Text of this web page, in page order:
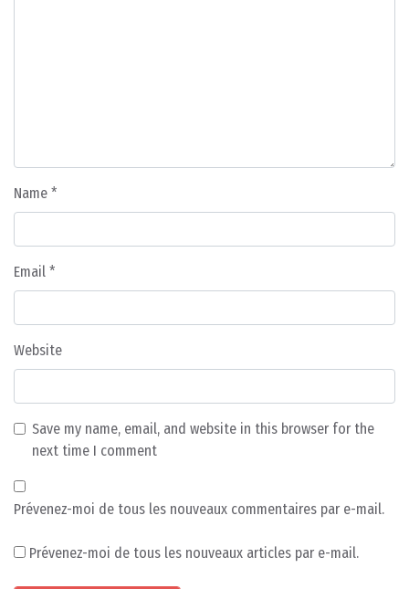
Name *
Email *
Website
Save my name, email, and website in this browser for the
next time I comment
Prévenez-moi de tous les nouveaux commentaires par e-mail.
Prévenez-moi de tous les nouveaux articles par e-mail.